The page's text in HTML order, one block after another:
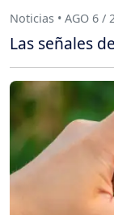
Noticias • AGO 6 /
Las señales